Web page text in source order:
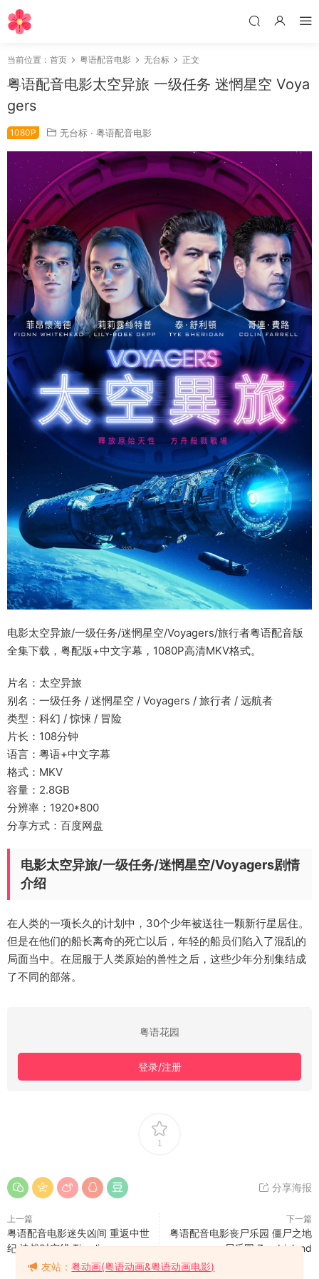
当前位置： 首页 粤语配音电影 无台标 正文
粤语配音电影太空异旅 一级任务 迷惘星空 Voya
gers
1080P 无台标 · 粤语配音电影
电影太空异旅/一级任务/迷惘星空/Voyagers/旅行者粤语配音版
全集下载，粤配版+中文字幕，1080P高清MKV格式。
片名：太空异旅
别名：一级任务 / 迷惘星空 / Voyagers / 旅行者 / 远航者
类型：科幻 / 惊悚 / 冒险
片长：108分钟
语言：粤语+中文字幕
格式：MKV
容量：2.8GB
分辨率：1920*800
分享方式：百度网盘
电影太空异旅/一级任务/迷惘星空/Voyagers剧情
介绍
在人类的一项长久的计划中，30个少年被送往一颗新行星居住。
但是在他们的船长离奇的死亡以后，年轻的船员们陷入了混乱的
局面当中。在屈服于人类原始的兽性之后，这些少年分别集结成
了不同的部落。
粤语花园
登录/注册
1
分享海报
上一篇
粤语配音电影迷失凶间 重返中世
纪 决战时空线 Timeline
下一篇
粤语配音电影丧尸乐园 僵尸之地
尸乐园 Zombieland
友站：粤动画(粤语动画&粤语动画电影)